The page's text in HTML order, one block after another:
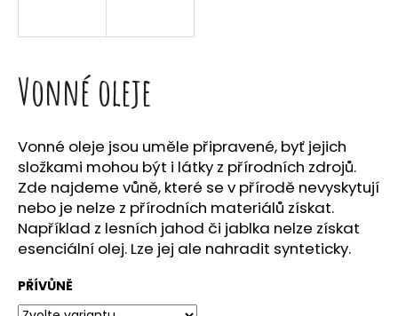
Vonné oleje
Vonné oleje jsou uměle připravené, byť jejich
složkami mohou být i látky z přírodních zdrojů.
Zde najdeme vůně, které se v přírodě nevyskytují
nebo je nelze z přírodních materiálů získat.
Například z lesních jahod či jablka nelze získat
esenciální olej. Lze jej ale nahradit synteticky.
PŘÍVŮNĚ
j
t
?
HLEDAT
D
o